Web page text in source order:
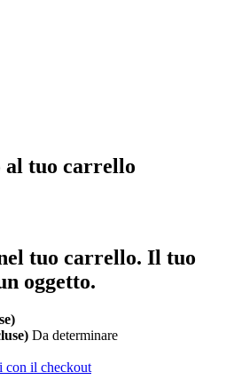
al tuo carrello
tuo carrello. Il tuo
oggetto.
Da determinare
con il checkout